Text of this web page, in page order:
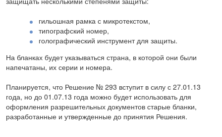
гильошная рамка с микротекстом,
типографский номер,
голографический инструмент для защиты.
На бланках будет указываться страна, в которой они были
напечатаны, их серии и номера.
Планируется, что Решение № 293 вступит в силу с 27.01.13
года, но до 01.07.13 года можно будет использовать для
оформления разрешительных документов старые бланки,
разработанные и утвержденные до принятия Решения.